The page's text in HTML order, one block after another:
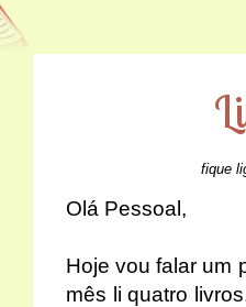
fique
Olá Pessoal,
Hoje vou falar um
mês li quatro